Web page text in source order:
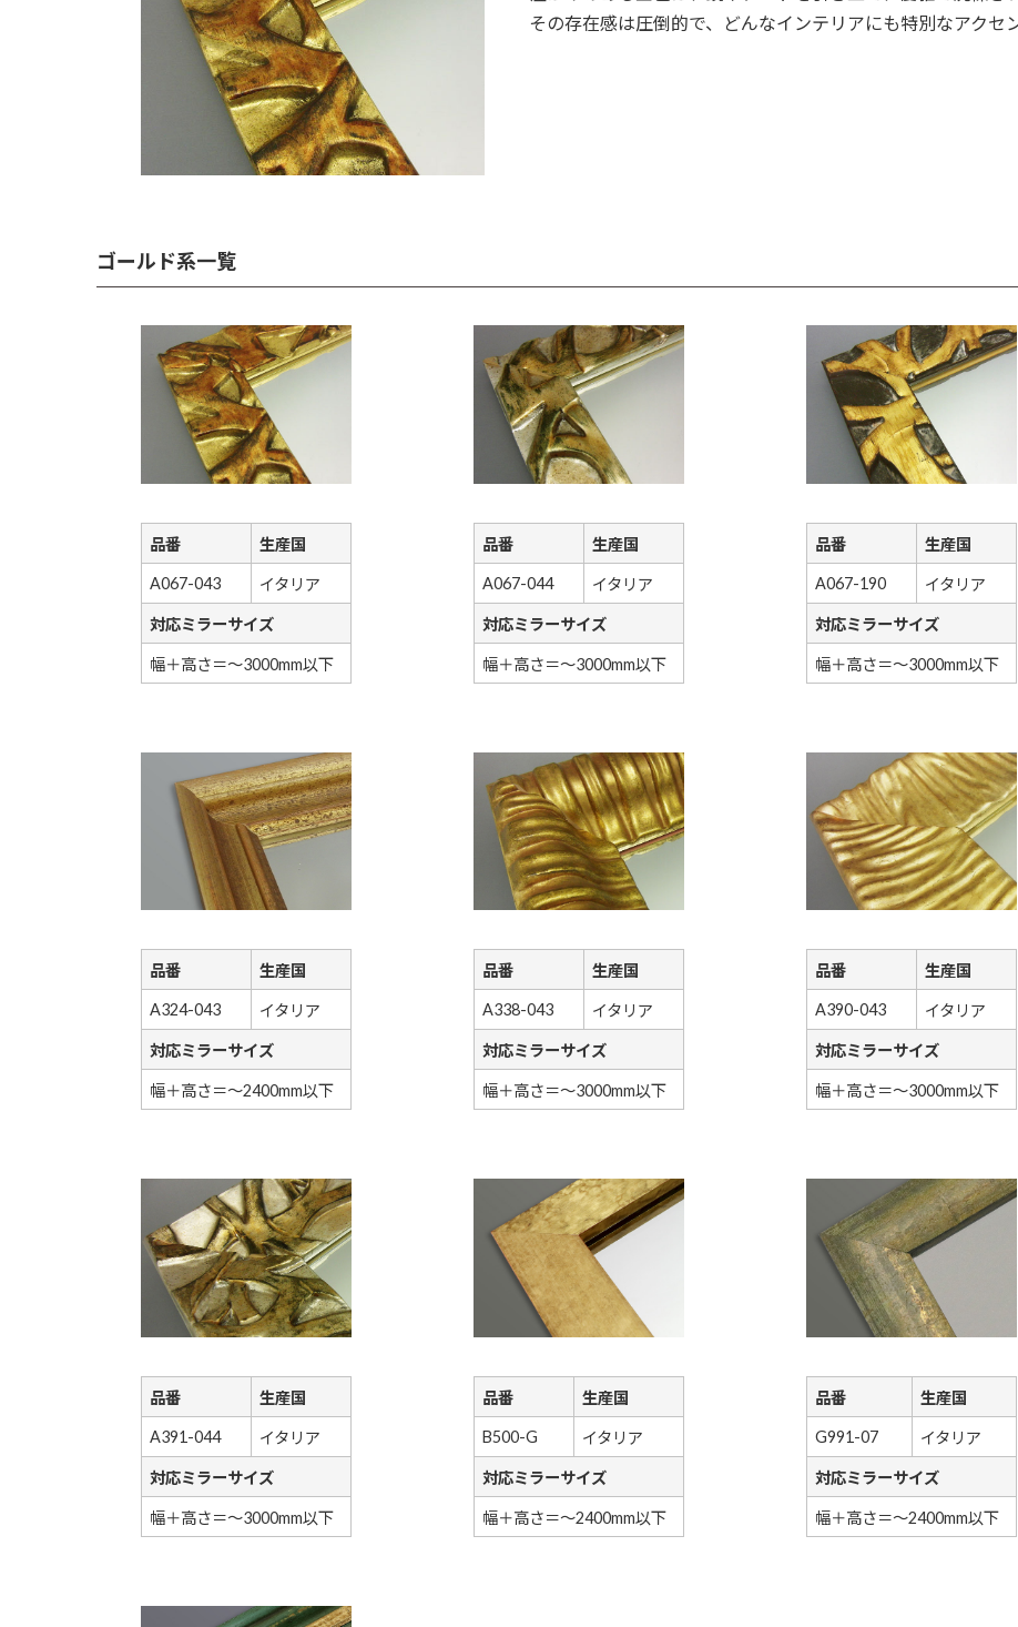
その存在感は圧倒的で、どんなインテリアにも特別なアクセ
ゴールド系一覧
品番 生産国
A067-043 イタリア
対応ミラーサイズ
幅＋高さ＝～3000mm以下
品番 生産国
A067-044 イタリア
対応ミラーサイズ
幅＋高さ＝～3000mm以下
品番 生産国
A067-190 イタリア
対応ミラーサイズ
幅＋高さ＝～3000mm以下
品番 生産国
A324-043 イタリア
対応ミラーサイズ
幅＋高さ＝～2400mm以下
品番 生産国
A338-043 イタリア
対応ミラーサイズ
幅＋高さ＝～3000mm以下
品番 生産国
A390-043 イタリア
対応ミラーサイズ
幅＋高さ＝～3000mm以下
品番 生産国
A391-044 イタリア
対応ミラーサイズ
幅＋高さ＝～3000mm以下
品番 生産国
B500-G イタリア
対応ミラーサイズ
幅＋高さ＝～2400mm以下
品番 生産国
G991-07 イタリア
対応ミラーサイズ
幅＋高さ＝～2400mm以下